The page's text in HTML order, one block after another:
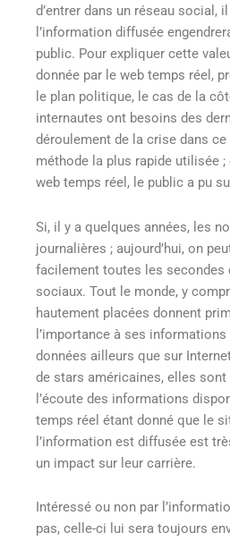
d’entrer dans un réseau social,
l’information diffusée
public. Pour expliquer cette
donnée par le web temps réel,
le plan politique, le cas de la
internautes ont besoins des
déroulement de la crise dans
méthode la plus rapide utilisée ;
web temps réel, le public a pu
Si, il y a quelques années, les
journalières ; aujourd’hui, on
facilement toutes les secondes
sociaux. Tout le monde, y
hautement placées donnent
l’importance à ses
données ailleurs que sur
de stars américaines, elles
l’écoute des informations
temps réel étant donné que le
l’information est diffusée est
un impact sur leur carrière.
Intéressé ou non par
pas, celle-ci lui sera toujours